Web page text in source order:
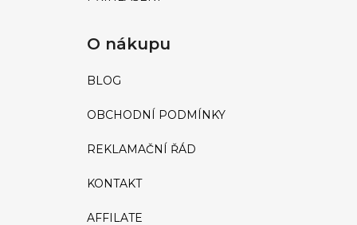
O nákupu
BLOG
OBCHODNÍ PODMÍNKY
REKLAMAČNÍ ŘÁD
KONTAKT
AFFILATE